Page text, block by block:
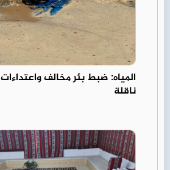
المياه: ضبط بئر مخالف
ناقلة